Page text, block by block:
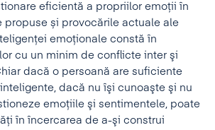
eficientă a propriilor emoţii în
propuse și provocările actuale ale
emoționale constă în
cu un minim de conflicte inter şi
dacă o persoană are suficiente
dacă nu îşi cunoaşte şi nu
emoţiile şi sentimentele, poate
în încercarea de a-şi construi